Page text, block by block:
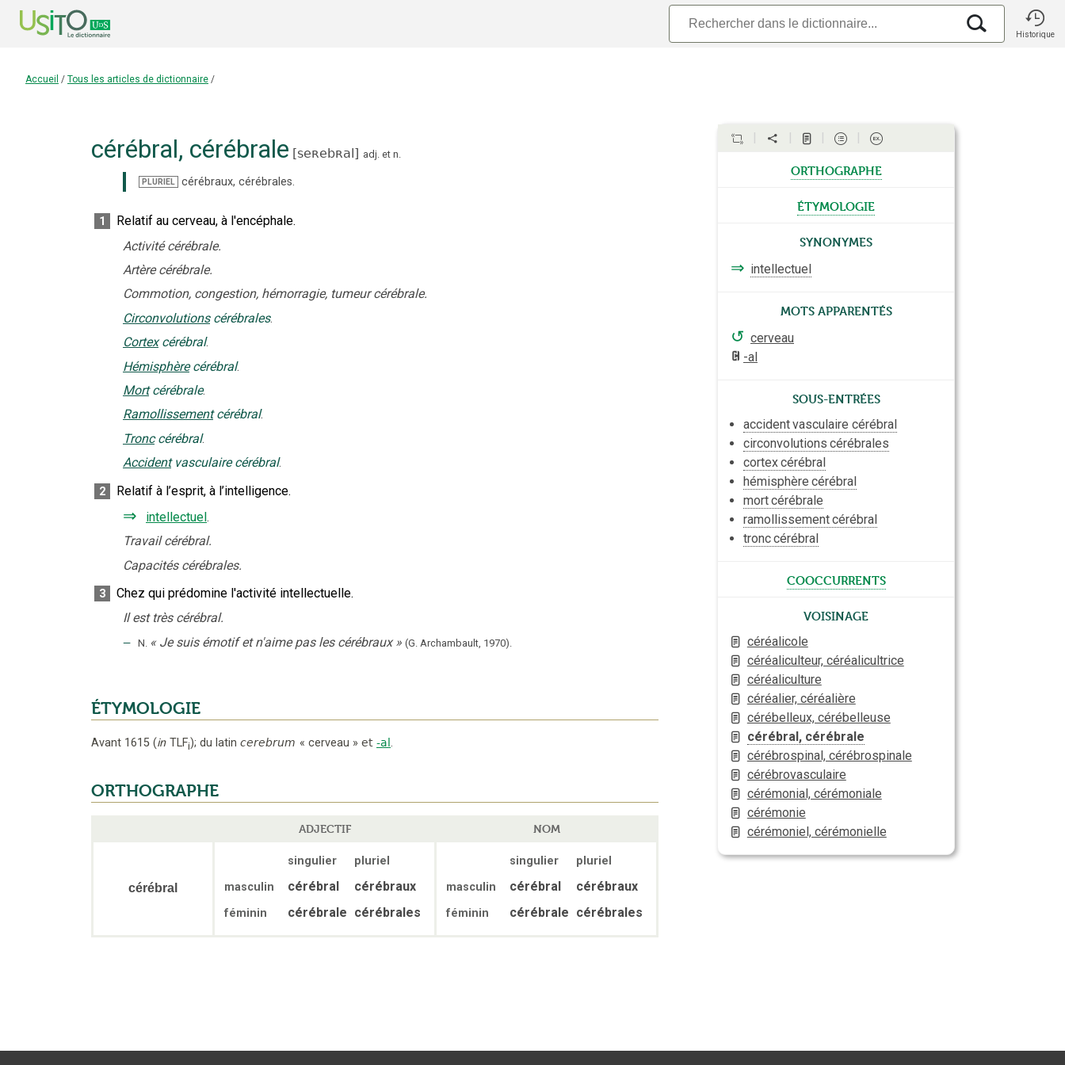
Historique
Accueil / Tous les articles de dictionnaire /
cérébral, cérébrale [seʀebʀal] adj. et n.
PLURIEL cérébraux, cérébrales.
1
Relatif au cerveau, à l'encéphale.
Activité cérébrale.
Artère cérébrale.
Commotion, congestion, hémorragie, tumeur cérébrale.
Circonvolutions cérébrales.
Cortex cérébral.
Hémisphère cérébral.
Mort cérébrale.
Ramollissement cérébral.
Tronc cérébral.
Accident vasculaire cérébral.
2 Relatif à l’esprit, à l’intelligence.
⇒ intellectuel.
Travail cérébral.
Capacités cérébrales.
3
Chez qui prédomine l'activité intellectuelle.
Il est très cérébral.
‒ N. « Je suis émotif et n'aime pas les cérébraux » (G. Archambault, 1970).
ÉTYMOLOGIE
Avant 1615 (in TLFi); du latin cerebrum « cerveau » et -al .
ORTHOGRAPHE
ADJECTIF NOM
cérébral
singulier
pluriel
masculin
cérébral cérébraux
féminin cérébrale cérébrales
singulier
pluriel
masculin
cérébral cérébraux
féminin cérébrale cérébrales
orthographe
étymologie
Synonymes
⇒ intellectuel
Mots apparentés
↺ cerveau
-al
Sous-entrées
accidentvasculaire cérébral
circonvolutions cérébrales
cortexcérébral
hémisphère cérébral
mortcérébrale
ramollissementcérébral
tronccérébral
cooccurrents
Voisinage
céréalicole
céréaliculteur, céréalicultrice
céréaliculture
céréalier, céréalière
cérébelleux, cérébelleuse
cérébral, cérébrale
cérébrospinal, cérébrospinale
cérébrovasculaire
cérémonial, cérémoniale
cérémonie
cérémoniel, cérémonielle